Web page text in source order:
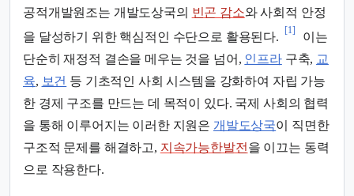
공적개발원조는 개발도상국의 빈곤 감소와 사회적 안정
을 달성하기 위한 핵심적인 수단으로 활용된다.
[1]
이는
단순히 재정적 결손을 메우는 것을 넘어, 인프라구축, 교
육, 보건 등 기초적인 사회 시스템을 강화하여 자립 가능
한 경제 구조를 만드는 데 목적이 있다. 국제 사회의 협력
을 통해 이루어지는 이러한 지원은 개발도상국이 직면한
구조적 문제를 해결하고, 지속가능한발전을 이끄는 동력
으로 작용한다.